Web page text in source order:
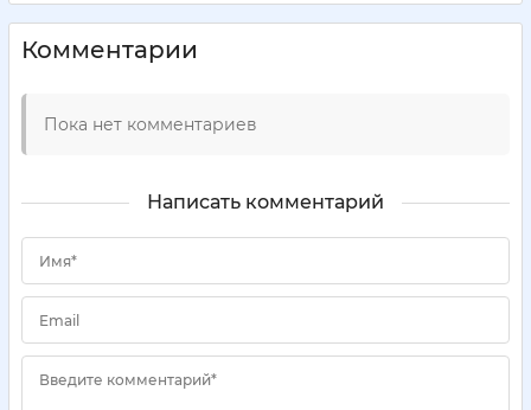
Комментарии
Пока нет комментариев
Написать комментарий
Имя*
Email
Введите комментарий*